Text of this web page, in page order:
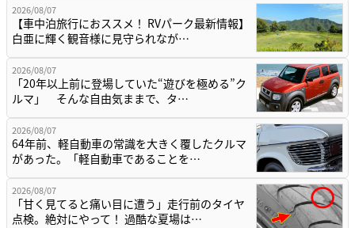
2026/08/07
【車中泊旅行におススメ！ RVパーク最新情報】
白亜に輝く観音様に見守られなが…
2026/08/07
「20年以上前に登場していた“遊びを極める”ク
ルマ」 そんな自由気ままで、タ…
2026/08/07
64年前、軽自動車の常識を大きく覆したクルマ
があった。「軽自動車であることを…
2026/08/07
「甘く見てると痛い目に遭う」走行前のタイヤ
点検。絶対にやって！ 過酷な夏場は…